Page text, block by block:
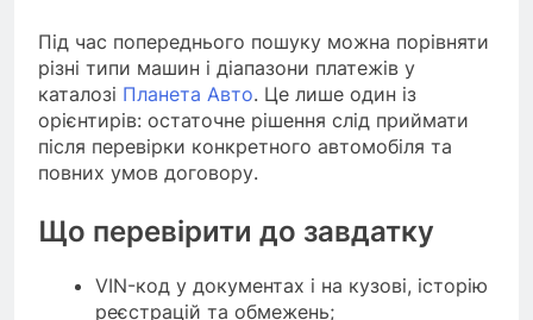
Під час попереднього пошуку можна порівняти
різні типи машин і діапазони платежів у
каталозі Планета Авто. Це лише один із
орієнтирів: остаточне рішення слід приймати
після перевірки конкретного автомобіля та
повних умов договору.
Що перевірити до завдатку
VIN-код у документах і на кузові, історію
реєстрацій та обмежень;